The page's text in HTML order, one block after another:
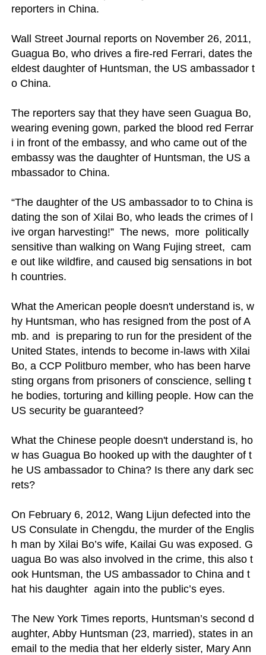
reporters in China.
Wall Street Journal reports on November 26, 2011,
Guagua Bo, who drives a fire-red Ferrari, dates the
eldest daughter of Huntsman, the US ambassador t
o China.
The reporters say that they have seen Guagua Bo,
wearing evening gown, parked the blood red Ferrar
i in front of the embassy, and who came out of the
embassy was the daughter of Huntsman, the US a
mbassador to China.
“The daughter of the US ambassador to to China is
dating the son of Xilai Bo, who leads the crimes of l
ive organ harvesting!”  The news,  more  politically
sensitive than walking on Wang Fujing street,  cam
e out like wildfire, and caused big sensations in bot
h countries.
What the American people doesn't understand is, w
hy Huntsman, who has resigned from the post of A
mb. and  is preparing to run for the president of the
United States, intends to become in-laws with Xilai
Bo, a CCP Politburo member, who has been harve
sting organs from prisoners of conscience, selling t
he bodies, torturing and killing people. How can the
US security be guaranteed?
What the Chinese people doesn't understand is, ho
w has Guagua Bo hooked up with the daughter of t
he US ambassador to China? Is there any dark sec
rets?
On February 6, 2012, Wang Lijun defected into the
US Consulate in Chengdu, the murder of the Englis
h man by Xilai Bo’s wife, Kailai Gu was exposed. G
uagua Bo was also involved in the crime, this also t
ook Huntsman, the US ambassador to China and t
hat his daughter  again into the public’s eyes.
The New York Times reports, Huntsman’s second d
aughter, Abby Huntsman (23, married), states in an
email to the media that her elderly sister, Mary Ann